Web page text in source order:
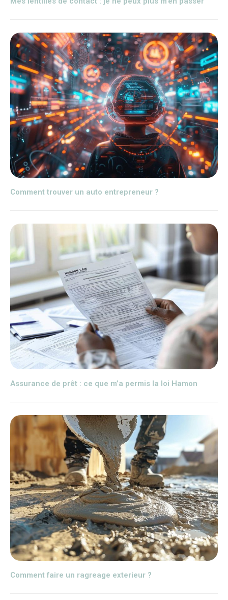
Comment trouver un auto entrepreneur ?
Assurance de prêt : ce que m’a permis la loi Hamon
Comment faire un ragreage exterieur ?